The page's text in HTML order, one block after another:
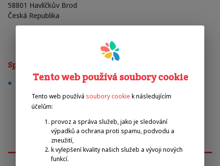
58801 Havlíčkův Brod
Česká Republika
Sporty
fotbalTento web používá soubory cookie
Tento web používá soubory cookie k následujícím
účelům:
provoz a správa služeb, jako je sledování
výpadků a ochrana proti spamu, podvodu a
zneužití,
k vylepšení kvality našich služeb a vývoji nových
funkcí.